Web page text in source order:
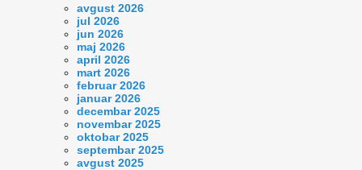
avgust 2026
jul 2026
jun 2026
maj 2026
april 2026
mart 2026
februar 2026
januar 2026
decembar 2025
novembar 2025
oktobar 2025
septembar 2025
avgust 2025